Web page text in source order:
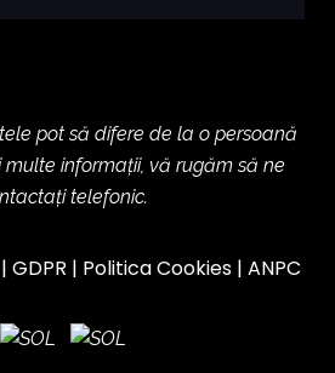
pot să difere de la o persoană
informații, vă rugăm să ne
telefonic.
GDPR | Politica Cookies| ANPC